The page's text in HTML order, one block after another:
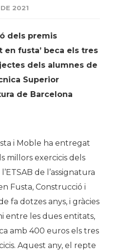
2021
dels premis
en fusta’ beca els tres
dels alumnes de
Superior
de Barcelona
i Moble ha entregat
millors exercicis dels
de l’assignatura
Fusta, Construcció i
fa dotzes anys, i gràcies
entre les dues entitats,
amb 400 euros els tres
Aquest any, el repte